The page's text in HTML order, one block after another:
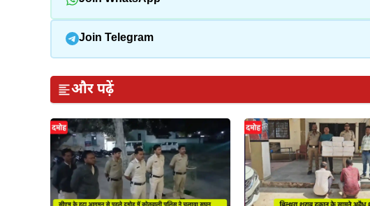
Join Telegram
और पढ़ें